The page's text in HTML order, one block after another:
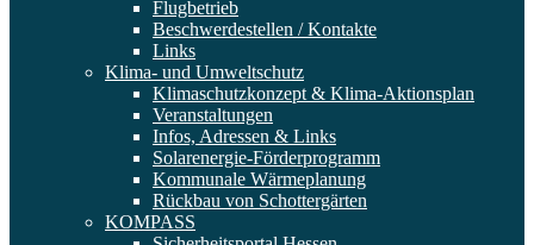
Flugbetrieb
Beschwerdestellen / Kontakte
Links
Klima- und Umweltschutz
Klimaschutzkonzept & Klima-Aktionsplan
Veranstaltungen
Infos, Adressen & Links
Solarenergie-Förderprogramm
Kommunale Wärmeplanung
Rückbau von Schottergärten
KOMPASS